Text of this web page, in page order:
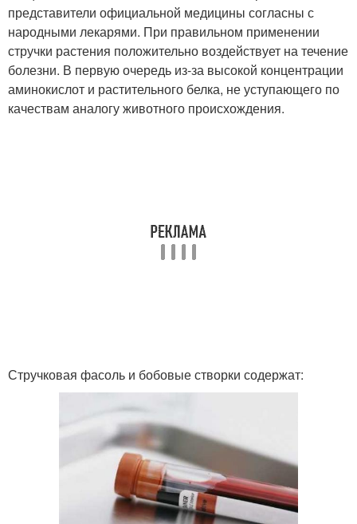
представители официальной медицины согласны с
народными лекарями. При правильном применении
стручки растения положительно воздействует на течение
болезни. В первую очередь из-за высокой концентрации
аминокислот и растительного белка, не уступающего по
качествам аналогу животного происхождения.
Стручковая фасоль и бобовые створки содержат: